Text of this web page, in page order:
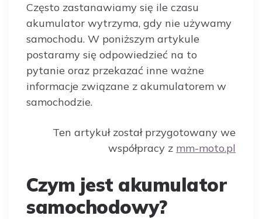
Często zastanawiamy się ile czasu
akumulator wytrzyma, gdy nie używamy
samochodu. W poniższym artykule
postaramy się odpowiedzieć na to
pytanie oraz przekazać inne ważne
informacje związane z akumulatorem w
samochodzie.
Ten artykuł został przygotowany we
współpracy z mm-moto.pl
Czym jest akumulator
samochodowy?